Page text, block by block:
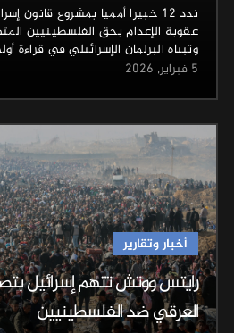
ندد 12 خبيرا أمميا بمشروع
عقوبة الإعدام بحق الفلسطينيين
وتبناه البرلمان الإسرائيلي في
5 فبراير, 2026
أخبار وتقارير
رايتس ووتش تتهم إسرائيل
العرقي ضد الفلسطينيين